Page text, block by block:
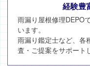
経験豊
雨漏り屋根修理DEPO
います。
雨漏り鑑定士など、各
査・ご提案をサポート